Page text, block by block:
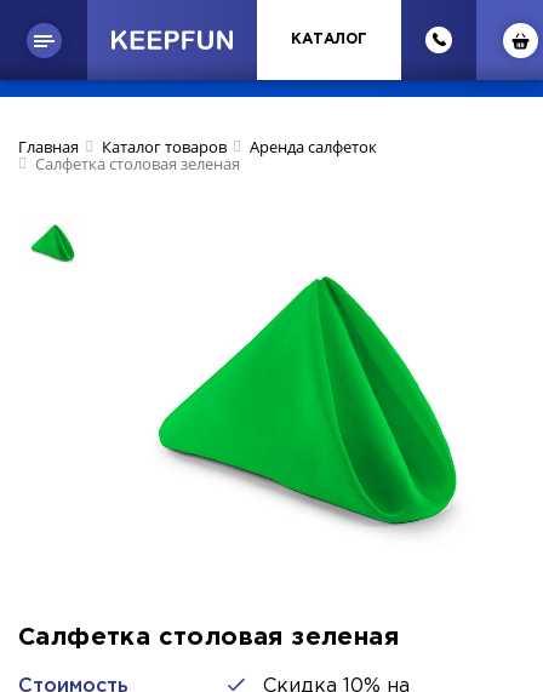
КАТАЛОГ
Главная Каталог товаров Аренда салфеток
Салфетка столовая зеленая
Салфетка столовая зеленая
Стоимость
Скидка 10% на